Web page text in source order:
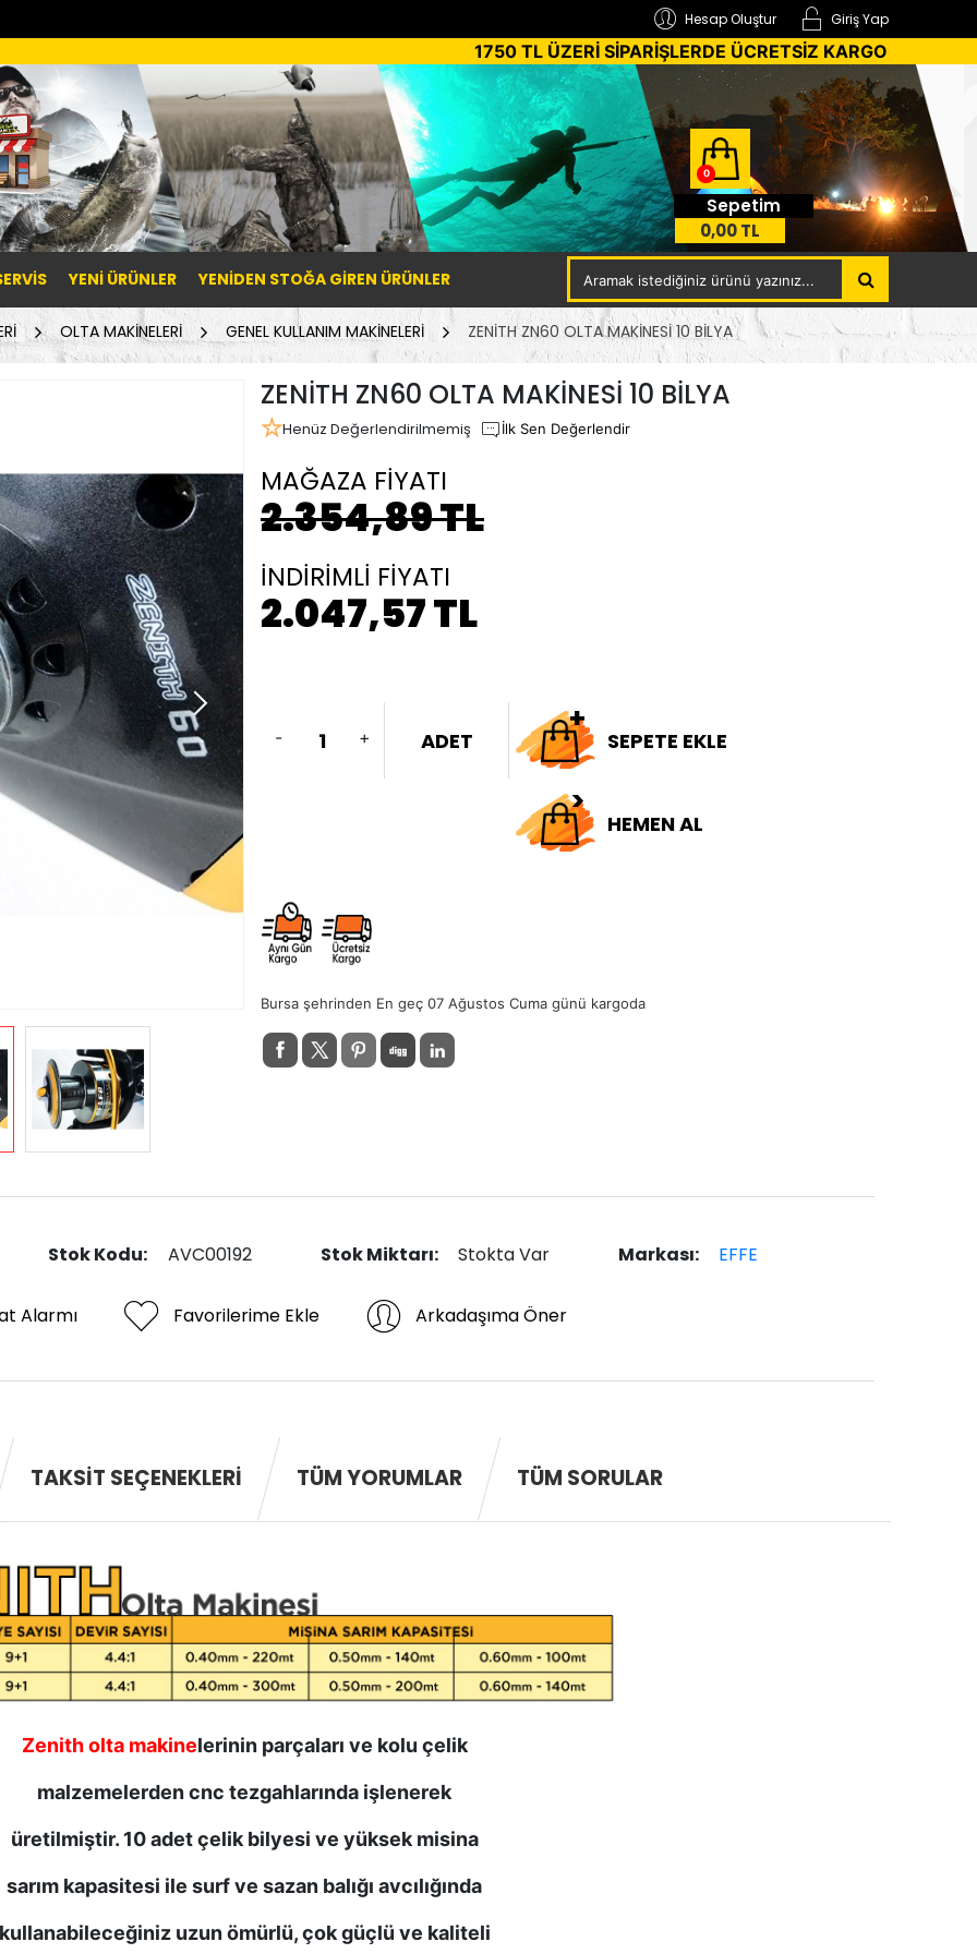
Giriş Yap
Hesap Oluştur
1750 TL ÜZERİ SİPARİŞLERDE ÜCRETSİZ KARGO
0
Sepetim
0,00 TL
YENI ÜRÜNLER YENIDEN STOĞA GIREN ÜRÜNLER
OLTA MAKİNELERİ GENEL KULLANIM MAKİNELERİ ZENİTH ZN60 OLTA MAKİNESİ 10 BİLYA
ZENİTH ZN60 OLTA MAKİNESİ 10 BİLYA
Henüz Değerlendirilmemiş İlk Sen Değerlendir
MAĞAZA FİYATI
2.354,89 TL
İNDİRİMLİ FİYATI
2.047,57 TL
- + ADET SEPETE EKLE
HEMEN AL
Bursa şehrinden En geç 07 Ağustos Cuma günü kargoda
Stok Kodu: AVC00192 Stok Miktarı: Stokta Var Markası: EFFE
Alarmı Favorilerime Ekle Arkadaşıma Öner
TAKSIT SEÇENEKLERI TÜM YORUMLAR TÜM SORULAR
Zenith olta makinelerinin parçaları ve kolu çelik
malzemelerden cnc tezgahlarında işlenerek
üretilmiştir. 10 adet çelik bilyesi ve yüksek misina
sarım kapasitesi ile surf ve sazan balığı avcılığında
uzun ömürlü, çok güçlü ve kaliteli